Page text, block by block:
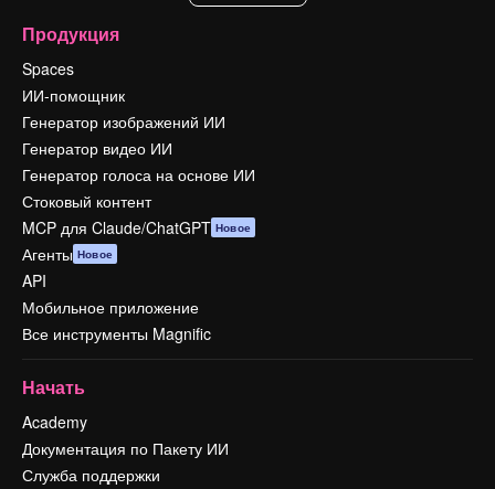
Продукция
Spaces
ИИ-помощник
Генератор изображений ИИ
Генератор видео ИИ
Генератор голоса на основе ИИ
Стоковый контент
MCP для Claude/ChatGPT Новое
Агенты Новое
API
Мобильное приложение
Все инструменты Magnific
Начать
Academy
Документация по Пакету ИИ
Служба поддержки